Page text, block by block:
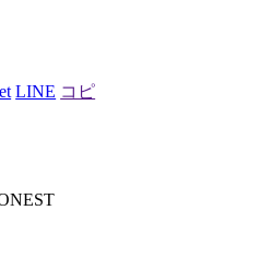
LINE コピ